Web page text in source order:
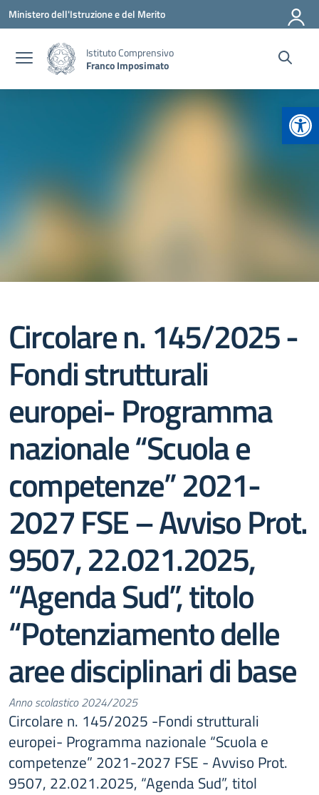
Vai ai contenuti
Vai al menu di navigazione
Vai al footer
Ministero dell'Istruzione e del Merito
Istituto Comprensivo
Franco Imposimato
Circolare n. 145/2025 -
Fondi strutturali
europei- Programma
nazionale “Scuola e
competenze” 2021-
2027 FSE – Avviso Prot.
9507, 22.021.2025,
“Agenda Sud”, titolo
“Potenziamento delle
aree disciplinari di base
Anno scolastico 2024/2025
Circolare n. 145/2025 -Fondi strutturali
europei- Programma nazionale “Scuola e
competenze” 2021-2027 FSE - Avviso Prot.
9507, 22.021.2025, “Agenda Sud”, titol